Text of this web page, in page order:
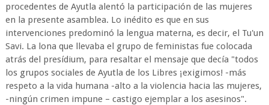
procedentes de Ayutla alentó la participación de las mujeres
en la presente asamblea. Lo inédito es que en sus
intervenciones predominó la lengua materna, es decir, el Tu'un
Savi. La lona que llevaba el grupo de feministas fue colocada
atrás del presídium, para resaltar el mensaje que decía "todos
los grupos sociales de Ayutla de los Libres ¡exigimos! -más
respeto a la vida humana -alto a la violencia hacia las mujeres,
-ningún crimen impune – castigo ejemplar a los asesinos".